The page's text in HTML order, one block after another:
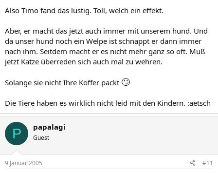
Also Timo fand das lustig. Toll, welch ein effekt.
Aber, er macht das jetzt auch immer mit unserem hund. Und
da unser hund noch ein Welpe ist schnappt er dann immer
nach ihm. Seitdem macht er es nicht mehr ganz so oft. Muß
jetzt Katze überreden sich auch mal zu wehren.
Solange sie nicht Ihre Koffer packt 🙄
Die Tiere haben es wirklich nicht leid mit den Kindern. :aetsch
P papalagi
Guest
9 Januar 2005 #11